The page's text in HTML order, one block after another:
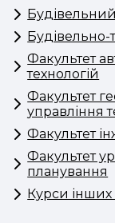
Будівельно-
Факультет
технологій
Факультет
управління
Факультет
Факультет
планування
Курси інших